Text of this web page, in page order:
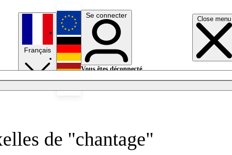
Close menu
Français
English
Deutsch
Se connecter
Vous êtes déconnecté.
de "chantage"